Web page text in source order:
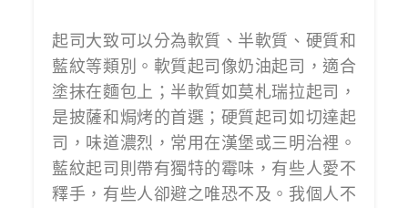
起司大致可以分為軟質、半軟質、硬質和
藍紋等類別。軟質起司像奶油起司，適合
塗抹在麵包上；半軟質如莫札瑞拉起司，
是披薩和焗烤的首選；硬質起司如切達起
司，味道濃烈，常用在漢堡或三明治裡。
藍紋起司則帶有獨特的霉味，有些人愛不
釋手，有些人卻避之唯恐不及。我個人不